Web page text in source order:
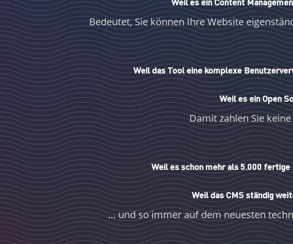
Bedeutet, Sie können Ihre Website
Weil das Tool eine komplexe
Weil es ein Open
Damit zahlen Sie
Weil es schon mehr als 5.000
Weil das CMS ständig
… und so immer auf dem neuesten